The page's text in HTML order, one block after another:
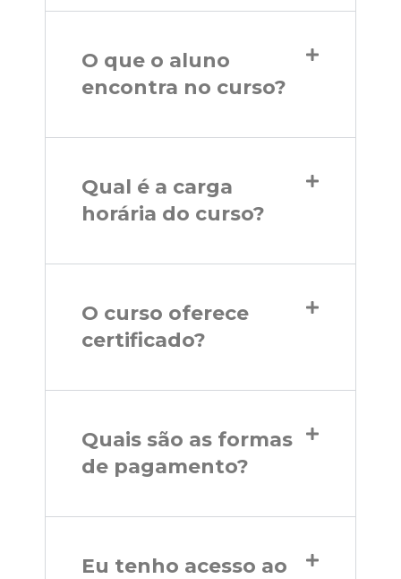
O que o aluno
encontra no curso?
Qual é a carga
horária do curso?
O curso oferece
certificado?
Quais são as formas
de pagamento?
Eu tenho acesso ao